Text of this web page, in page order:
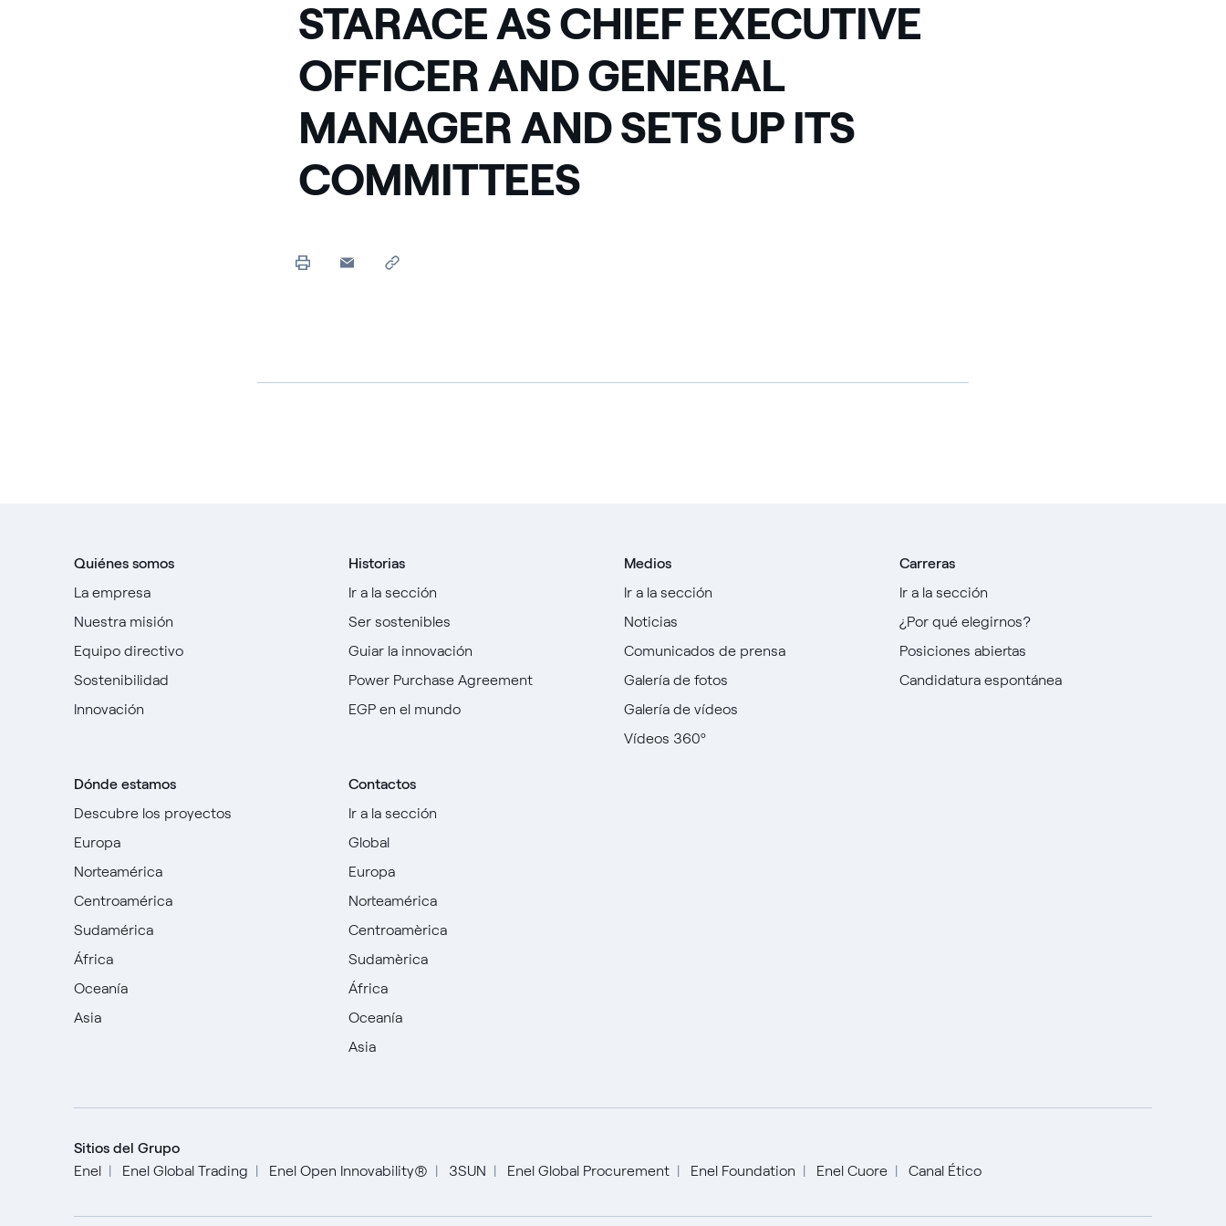
STARACE AS CHIEF EXECUTIVE
OFFICER AND GENERAL
MANAGER AND SETS UP ITS
COMMITTEES
Quiénes somos
La empresa
Nuestra misión
Equipo directivo
Sostenibilidad
Innovación
Dónde estamos
Descubre los proyectos
Europa
Norteamérica
Centroamérica
Sudamérica
África
Oceanía
Asia
Historias
Ir a la sección
Ser sostenibles
Guiar la innovación
Power Purchase Agreement
EGP en el mundo
Contactos
Ir a la sección
Global
Europa
Norteamérica
Centroamèrica
Sudamèrica
África
Oceanía
Asia
Medios
Ir a la sección
Noticias
Comunicados de prensa
Galería de fotos
Galería de vídeos
Vídeos 360º
Carreras
Ir a la sección
¿Por qué elegirnos?
Posiciones abiertas
Candidatura espontánea
Sitios del Grupo
Enel
Enel Global Trading Enel Open Innovability® 3SUN Enel Global Procurement Enel Foundation Enel Cuore Canal Ético
Español
Portugués (BR)